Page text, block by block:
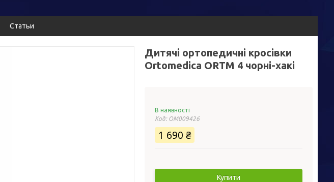
Статьи
Дитячі ортопедичні кросівки
Ortomedica ORTM 4 чорні-хакі
В наявності
Код: ОМ009426
1 690 ₴
Купити